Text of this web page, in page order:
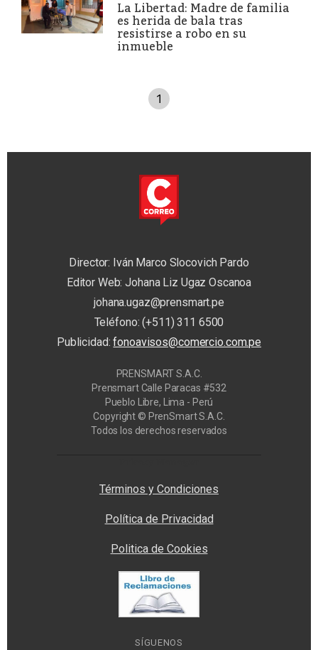
La Libertad: Madre de familia
es herida de bala tras
resistirse a robo en su
inmueble
1
Director: Iván Marco Slocovich Pardo
Editor Web: Johana Liz Ugaz Oscanoa
johana.ugaz@prensmart.pe
Teléfono: (+511) 311 6500
Publicidad:fonoavisos@comercio.com.pe
PRENSMART S.A.C.
Prensmart Calle Paracas #532
Pueblo Libre, Lima - Perú
Copyright © PrenSmart S.A.C.
Todos los derechos reservados
Términos y Condiciones
Política de Privacidad
Politica de Cookies
SÍGUENOS